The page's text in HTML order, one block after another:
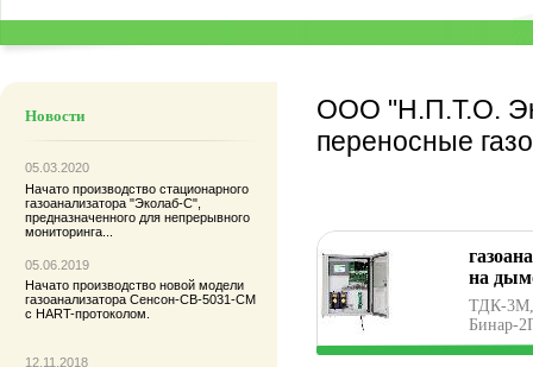
Новости
05.03.2020
Начато производство стационарного
газоанализатора "Эколаб-С"
предназначенного для непрерывного
мониторинга...
05.06.2019
Начато производство новой модели
газоанализатора Сенсон-СВ-5031-СМ
с HART-протоколом.
12.11.2018
ООО "Н.П.Т.О.
переносные
на
ТДК-
Бинар-